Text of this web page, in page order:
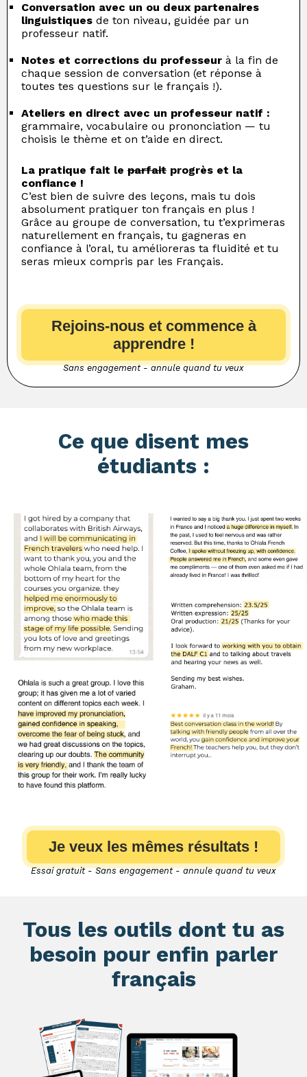
Conversation avec un ou deux partenaires
linguistiques de ton niveau, guidée par un
professeur natif.
Notes et corrections du professeur à la fin de
chaque session de conversation (et réponse à
toutes tes questions sur le français !).
Ateliers en direct avec un professeur natif :
grammaire, vocabulaire ou prononciation — tu
choisis le thème et on t’aide en direct.
La pratique fait le parfait progrès et la
confiance !
C’est bien de suivre des leçons, mais tu dois
absolument pratiquer ton français en plus !
Grâce au groupe de conversation, tu t’exprimeras
naturellement en français, tu gagneras en
confiance à l’oral, tu amélioreras ta fluidité et tu
seras mieux compris par les Français.
Rejoins-nous et commence à
apprendre !
Sans engagement - annule quand tu veux
Ce que disent mes
étudiants :
Je veux les mêmes résultats !
Essai gratuit - Sans engagement - annule quand tu veux
Tous les outils dont tu as
besoin pour enfin parler
français